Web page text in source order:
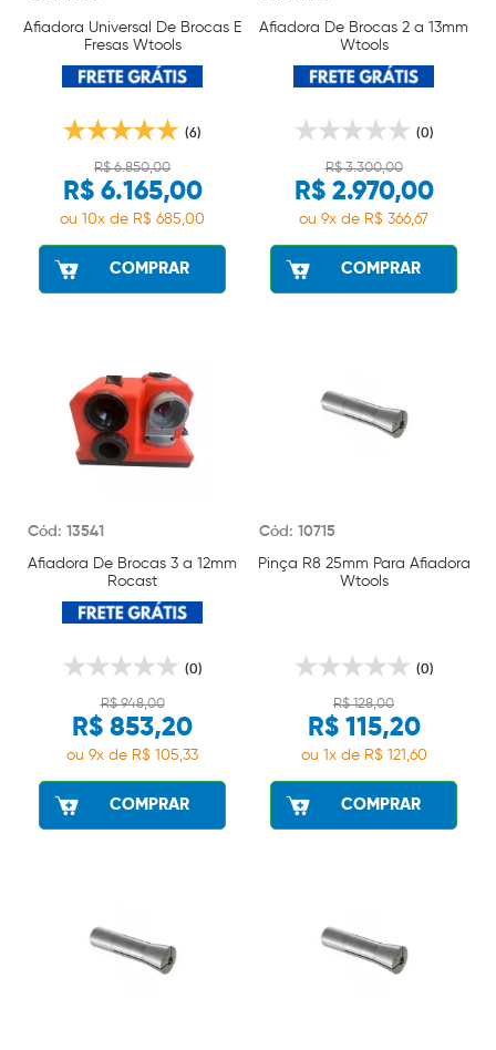
Afiadora Universal De Brocas E
Fresas Wtools
(6)
R$ 6.850,00
R$ 6.165,00
ou 10x de R$ 685,00
COMPRAR
Afiadora De Brocas 2 a 13mm
Wtools
(0)
R$ 3.300,00
R$ 2.970,00
ou 9x de R$ 366,67
COMPRAR
Cód: 13541
Afiadora De Brocas 3 a 12mm
Rocast
(0)
R$ 948,00
R$ 853,20
ou 9x de R$ 105,33
COMPRAR
Cód: 10715
Pinça R8 25mm Para Afiadora
Wtools
(0)
R$ 128,00
R$ 115,20
ou 1x de R$ 121,60
COMPRAR